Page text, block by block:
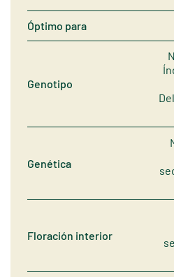
Óptimo para
Genotipo
Genética
Floración interior